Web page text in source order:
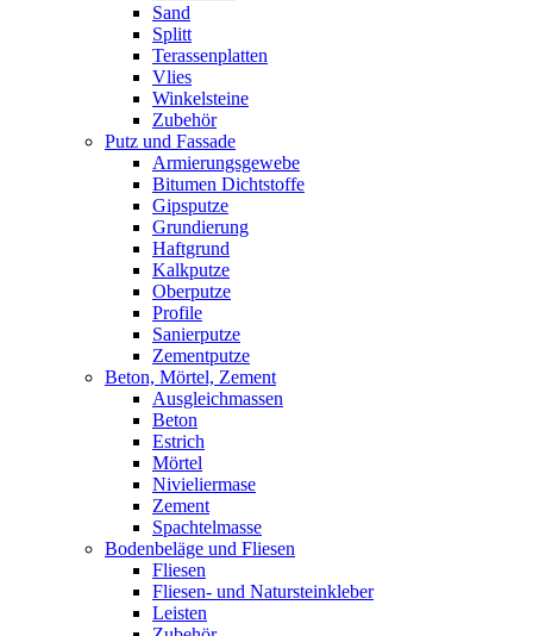
Sand
Splitt
Terassenplatten
Vlies
Winkelsteine
Zubehör
Putz und Fassade
Armierungsgewebe
Bitumen Dichtstoffe
Gipsputze
Grundierung
Haftgrund
Kalkputze
Oberputze
Profile
Sanierputze
Zementputze
Beton, Mörtel, Zement
Ausgleichmassen
Beton
Estrich
Mörtel
Nivieliermase
Zement
Spachtelmasse
Bodenbeläge und Fliesen
Fliesen
Fliesen- und Natursteinkleber
Leisten